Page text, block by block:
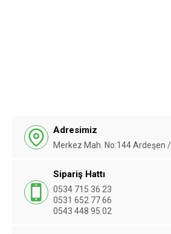
Adresimiz
Merkez Mah. No:144 Ardeşen /
Sipariş Hattı
0534 715 36 23
0531 652 77 66
0543 448 95 02